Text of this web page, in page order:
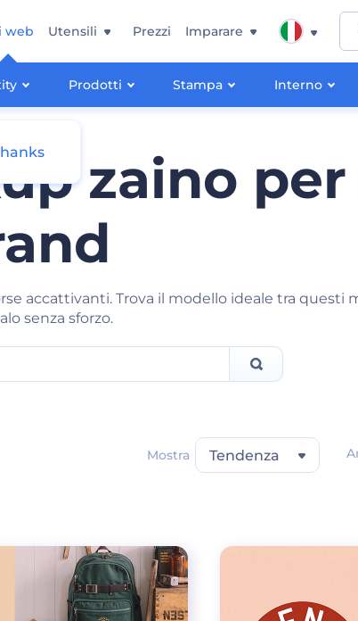
web
Prodotti Stampa Interno
Utensili Prezzi Imparare
zaino
accattivanti. Trova il modello ideale tra questi
senza sforzo.
Mostra Tendenza